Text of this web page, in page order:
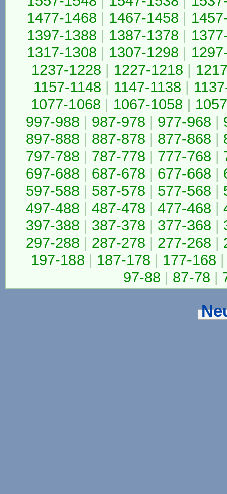
1477-1468 | 1467-1458 |
1397-1388 | 1387-1378 |
1317-1308 | 1307-1298 |
1237-1228 | 1227-1218 |
1157-1148 | 1147-1138 |
1077-1068 | 1067-1058 |
997-988 | 987-978 | 977-968 |
897-888 | 887-878 | 877-868 |
797-788 | 787-778 | 777-768 |
697-688 | 687-678 | 677-668 |
597-588 | 587-578 | 577-568 |
497-488 | 487-478 | 477-468 |
397-388 | 387-378 | 377-368 |
297-288 | 287-278 | 277-268 |
197-188 | 187-178 | 177-168 |
97-88 | 87-78 |